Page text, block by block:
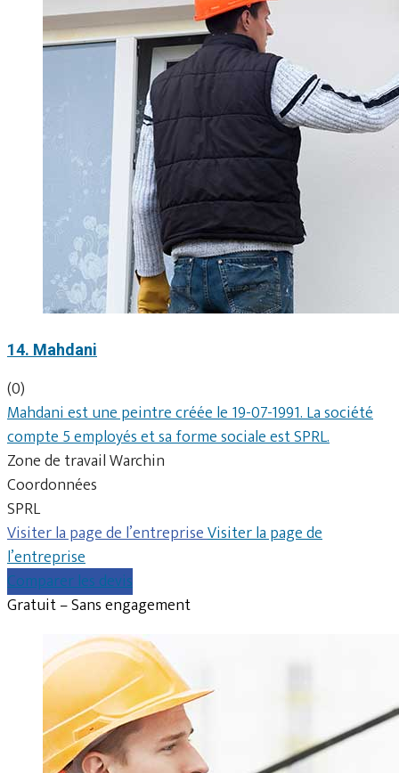
14. Mahdani
(0)
Mahdani est une peintre créée le 19-07-1991. La société
compte 5 employés et sa forme sociale est SPRL.
Zone de travail Warchin
Coordonnées
SPRL
Visiter la page de l’entrepriseVisiter la page de
l’entreprise
Comparer les devis
Gratuit – Sans engagement